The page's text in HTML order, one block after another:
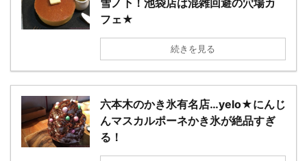
雪ノ下！池袋店は混雑回避の穴場カ
フェ★
続きを見る
六本木のかき氷有名店…yelo★にんじ
んマスカルポーネかき氷が絶品すぎ
る！